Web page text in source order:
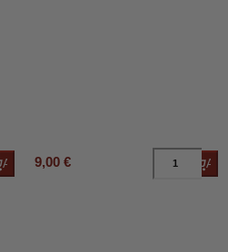
Añadir al carrito
9,00 €